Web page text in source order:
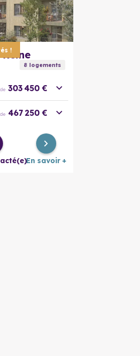
378 587 €
512 000 €
!
8logements
303 450 €
467 250 €
En savoir +